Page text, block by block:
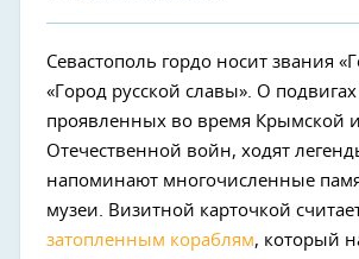
Севастополь гордо носит звания
«Город русской славы». О
проявленных во время Крымской
Отечественной войн, ходят
напоминают многочисленные
музеи. Визитной карточкой
затопленным кораблям, который